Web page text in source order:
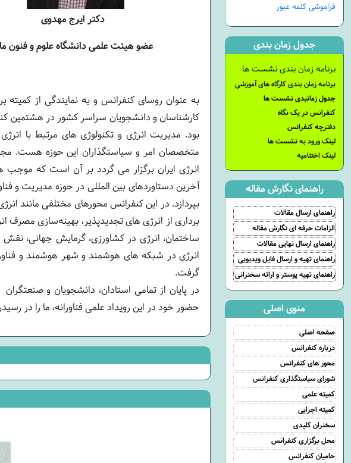
فراموشی کلمه عبور
جدول زمان بندی
برنامه زمان بندی نشست ها
برنامه زمان بندی کارگاه های آموزشی
جدول زمانبدی نشست ها
کنفرانس در یک نگاه
دفترچه کنفرانس
لینک ورود به نشست ها
لینک اختتامیه
راهنمای نگارش مقاله
راهنمای ارسال مقالات
الزامات حرفه ای نگارش مقاله
راهنمای ارسال نهایی مقالات
راهنمای تهیه و ارسال فایل ویدیویی
راهنمای تهیه پوستر و ارائه سخنرانی
منوی اصلی
صفحه اصلی
درباره کنفرانس
محور های کنفرانس
شورای سیاستگذاری کنفرانس
کمیته علمی
کمیته اجرایی
سخنران کلیدی
محل برگزاری کنفرانس
حامیان کنفرانس
دکتر ایرج مهدوی
عضو هیئت علمیدانشگاه علوم و فنون
به عنوان روسای کنفرانس و به نمایندگی از کمیته
کارشناسان و دانشجویان سراسر کشور در هشتمین
بود. مدیریت انرژی و تکنولوژی های مرتبط با
متخصصان امر و سیاستگذاران این حوزه هست.
انرژی ایران برگزار می گردد بر آن است که موجب
آخرین دستاوردهای بین المللی در حوزه مدیریت و
بپردازد. در این کنفرانس محورهای مختلفی مانند
برداری از انرژی­ های تجدید‌پذیر، بهینه‌سازی مصرف
ساختمان، انرژی در کشاورزی، گرمایش جهانی،
انرژی در شبکه های هوشمند و شهر هوشمند و
گرفت.
در پایان از تمامی استادان، دانشجویان و
حضور خود در این رویداد علمی فناورانه، ما را در